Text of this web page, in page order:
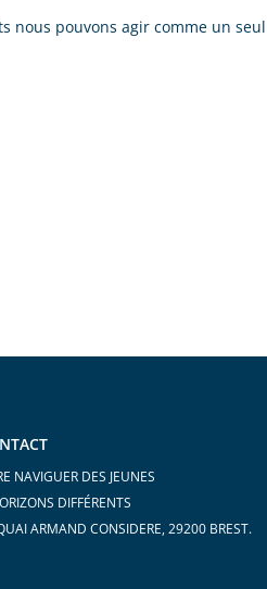
nous pouvons agir comme un
NAVIGUER DES JEUNES
DIFFÉRENTS
ARMAND CONSIDERE, 29200 BREST.